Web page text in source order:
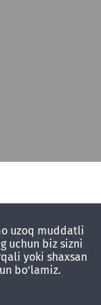
uzoq muddatli
uchun biz sizni
yoki shaxsan
bo'lamiz.